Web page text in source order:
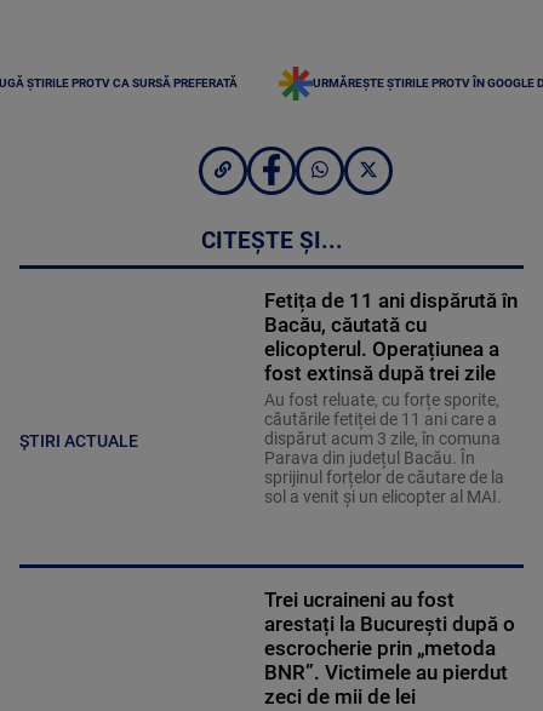
ȘTIRILE PROTV CA SURSĂ PREFERATĂ URMĂREȘTE ȘTIRILE PROTV ÎN GOOGLE
CITEȘTE ȘI...
ȘTIRI ACTUALE
Fetița de 11 ani dispărută în
Bacău, căutată cu
elicopterul. Operațiunea a
fost extinsă după trei zile
Au fost reluate, cu forțe sporite,
căutările fetiței de 11 ani care a
dispărut acum 3 zile, în comuna
Parava din județul Bacău. În
sprijinul forțelor de căutare de la
sol a venit și un elicopter al MAI.
Trei ucraineni au fost
arestați la București după o
escrocherie prin „metoda
BNR”. Victimele au pierdut
zeci de mii de lei